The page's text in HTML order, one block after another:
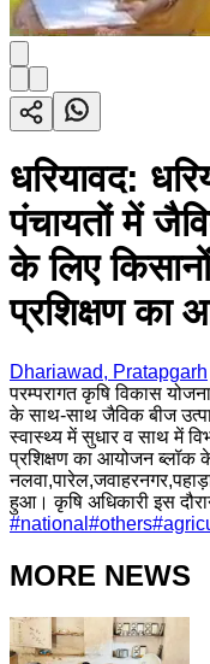
धरियावद:
पंचायतों में
के लिए
प्रशिक्षण
Dhariawad, Pratapgarh
परम्परागत कृषि विकास
के साथ-साथ जैविक बीज
स्वास्थ्य में सुधार व साथ में
प्रशिक्षण का आयोजन ब्लॉक
हुआ। कृषि अधिकारी इस
#national #others#
MORE NEWS